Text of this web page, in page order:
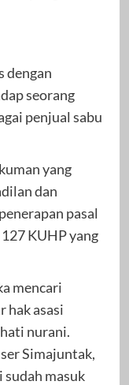
dengan
seorang
penjual sabu
yang
dan
pasal
KUHP yang
mencari
hak asasi
nurani.
Simajuntak,
masuk